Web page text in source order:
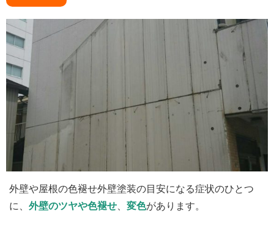
外壁や屋根の色褪せ外壁塗装の目安になる症状のひとつ
に、 外壁のツヤや色褪せ 変色があります。